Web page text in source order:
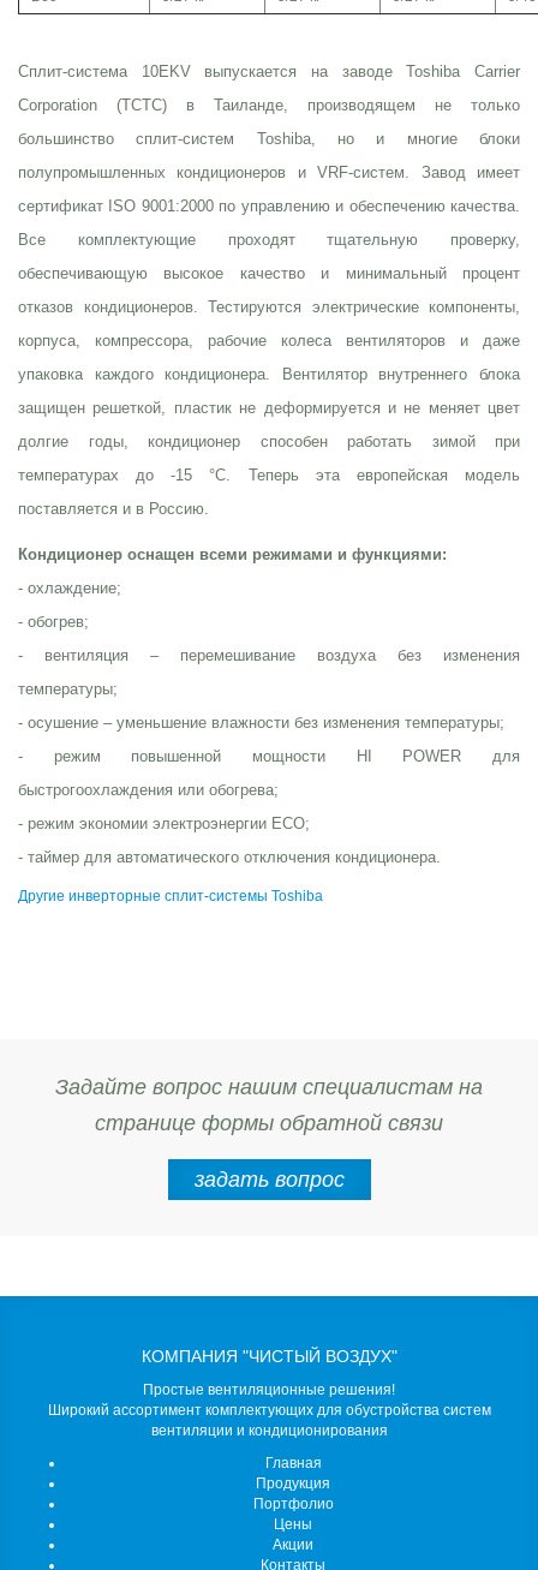
Сплит-система 10EKV выпускается на заводе Toshiba Carrier
Corporation (TCTC) в Таиланде, производящем не только
большинство сплит-систем Toshiba, но и многие блоки
полупромышленных кондиционеров и VRF-систем. Завод имеет
сертификат ISO 9001:2000 по управлению и обеспечению качества.
Все комплектующие проходят тщательную проверку,
обеспечивающую высокое качество и минимальный процент
отказов кондиционеров. Тестируются электрические компоненты,
корпуса, компрессора, рабочие колеса вентиляторов и даже
упаковка каждого кондиционера. Вентилятор внутреннего блока
защищен решеткой, пластик не деформируется и не меняет цвет
долгие годы, кондиционер способен работать зимой при
температурах до -15 °С. Теперь эта европейская модель
поставляется и в Россию.
Кондиционер оснащен всеми режимами и функциями:
- охлаждение;
- обогрев;
- вентиляция – перемешивание воздуха без изменения
температуры;
- осушение – уменьшение влажности без изменения температуры;
- режим повышенной мощности HI POWER для
быстрогоохлаждения или обогрева;
- режим экономии электроэнергии ECO;
- таймер для автоматического отключения кондиционера.
Другие инверторные сплит-системы Toshiba
Задайте вопрос нашим специалистам на
странице формы обратной связи
задать вопрос
КОМПАНИЯ "ЧИСТЫЙ ВОЗДУХ"
Простые вентиляционные решения!
Широкий ассортимент комплектующих для обустройства систем
вентиляции и кондиционирования
Главная
Продукция
Портфолио
Цены
Акции
Контакты